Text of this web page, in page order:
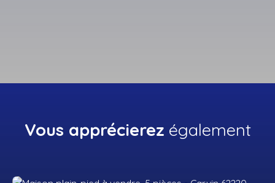
Vous apprécierez également